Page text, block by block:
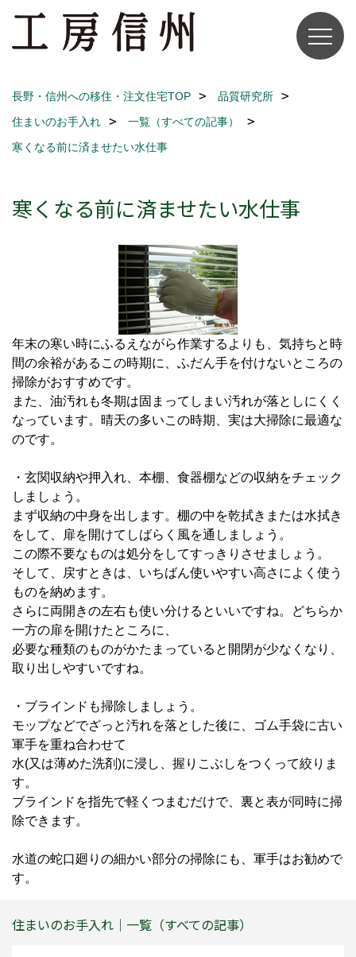
長野・信州への移住・注文住宅TOP
品質研究所
住まいのお手入れ
一覧（すべての記事）
寒くなる前に済ませたい水仕事
寒くなる前に済ませたい水仕事
年末の寒い時にふるえながら作業するよりも、気持ちと時
間の余裕があるこの時期に、ふだん手を付けないところの
掃除がおすすめです。
また、油汚れも冬期は固まってしまい汚れが落としにくく
なっています。晴天の多いこの時期、実は大掃除に最適な
のです。
・玄関収納や押入れ、本棚、食器棚などの収納をチェック
しましょう。
まず収納の中身を出します。棚の中を乾拭きまたは水拭き
をして、扉を開けてしばらく風を通しましょう。
この際不要なものは処分をしてすっきりさせましょう。
そして、戻すときは、いちばん使いやすい高さによく使う
ものを納めます。
さらに両開きの左右も使い分けるといいですね。どちらか
一方の扉を開けたところに、
必要な種類のものがかたまっていると開閉が少なくなり、
取り出しやすいですね。
・ブラインドも掃除しましょう。
モップなどでざっと汚れを落とした後に、ゴム手袋に古い
軍手を重ね合わせて
水(又は薄めた洗剤)に浸し、握りこぶしをつくって絞りま
す。
ブラインドを指先で軽くつまむだけで、裏と表が同時に掃
除できます。
水道の蛇口廻りの細かい部分の掃除にも、軍手はお勧めで
す。
住まいのお手入れ｜一覧（すべての記事）